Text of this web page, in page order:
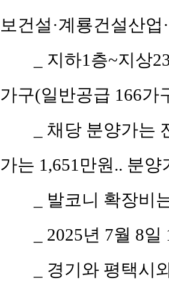
보건설·계룡건설산
_ 지하1층~지상
가구(일반공급 166가
_ 채당 분양가는
가는 1,651만원.. 분
_ 발코니 확장비
_ 2025년 7월 8
_ 경기와 평택시